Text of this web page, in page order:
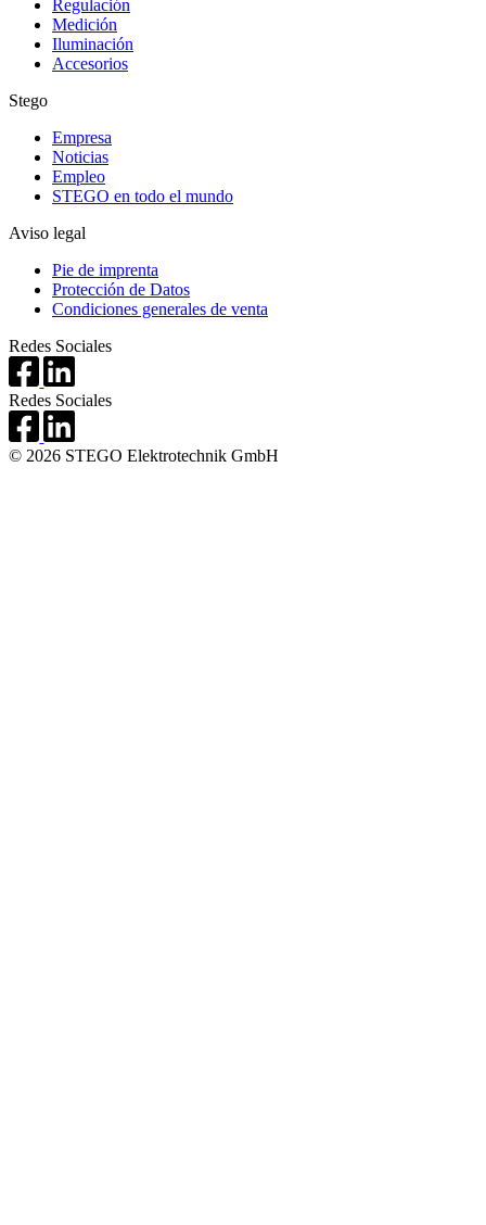
Regulación
Medición
Iluminación
Accesorios
Stego
Empresa
Noticias
Empleo
STEGO en todo el mundo
Aviso legal
Pie de imprenta
Protección de Datos
Condiciones generales de venta
Redes Sociales
Redes Sociales
© 2026 STEGO Elektrotechnik GmbH